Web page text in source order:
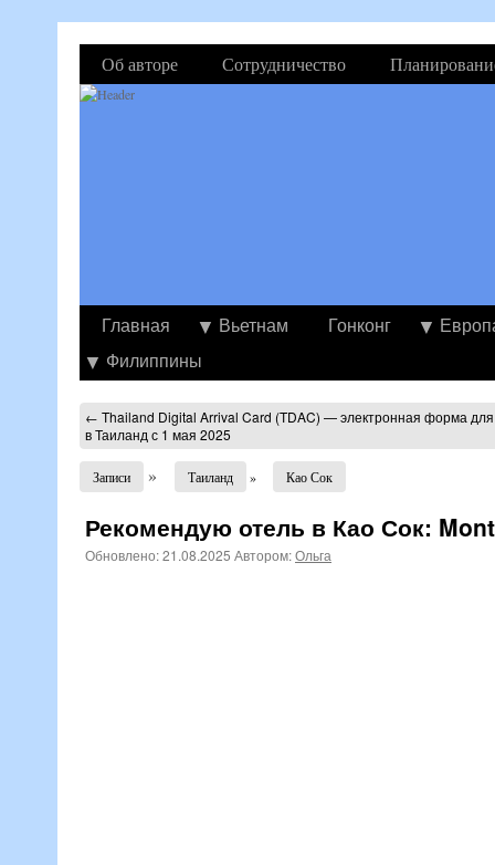
Об авторе Сотрудничество
Главная Вьетнам Гонконг
Филиппины
← Thailand Digital Arrival Card (TDAC) — электронная форма
в Таиланд с 1 мая 2025
Записи » Таиланд » Као Сок
Рекомендую отель в Као Сок:
Обновлено:21.08.2025 Автором:Ольга